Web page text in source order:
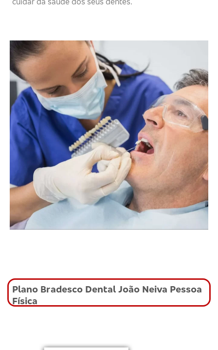
Plano Bradesco Dental João Neiva Pessoa
Física